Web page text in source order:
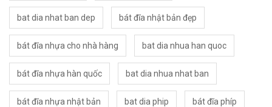
bat dia nhat ban dep bát đĩa nhật bản đẹp
bát đĩa nhựa cho nhà hàng bat dia nhua han quoc
bát đĩa nhựa hàn quốc bat dia nhua nhat ban
bát đĩa nhựa nhật bản bat dia phip bát đĩa phíp